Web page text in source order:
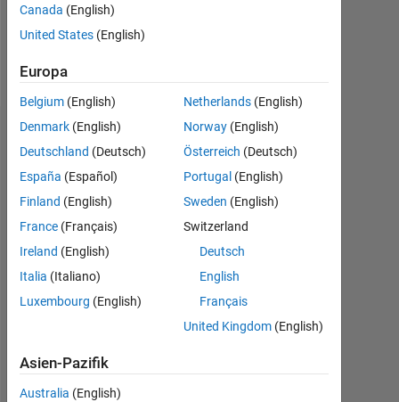
0
Dashboard
Feeds
Canada (English)
United States (English)
Europa
Belgium (English)
Denmark (English)
Deutschland (Deutsch)
España (Español)
Finland (English)
France (Français)
Ireland (English)
Italia (Italiano)
Luxembourg (English)
Netherlands (English)
Norway (English)
Österreich (Deutsch)
Portugal (English)
Sweden (English)
Switzerland
Deutsch
English
Français
United Kingdom (English)
Asien-Pazifik
Australia (English)